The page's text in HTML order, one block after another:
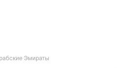
Эмираты